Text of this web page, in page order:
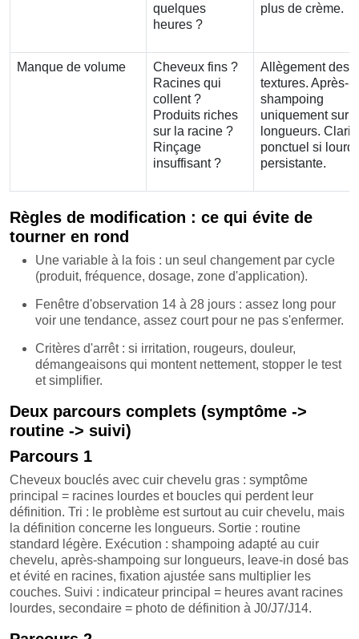
quelques
heures ?
plus de crème.
Manque de volume
Cheveux fins ?
Racines qui
collent ?
Produits riches
sur la racine ?
Rinçage
insuffisant ?
Allègement des
textures. Après-
shampoing
uniquement sur
longueurs.
ponctuel si
persistante.
Règles de modification : ce qui évite de
tourner en rond
Une variable à la fois : un seul changement par cycle
(produit, fréquence, dosage, zone d'application).
Fenêtre d'observation 14 à 28 jours : assez long pour
voir une tendance, assez court pour ne pas s'enfermer.
Critères d'arrêt : si irritation, rougeurs, douleur,
démangeaisons qui montent nettement, stopper le test
et simplifier.
Deux parcours complets (symptôme ->
routine -> suivi)
Parcours 1
Cheveux bouclés avec cuir chevelu gras : symptôme
principal = racines lourdes et boucles qui perdent leur
définition. Tri : le problème est surtout au cuir chevelu, mais
la définition concerne les longueurs. Sortie : routine
standard légère. Exécution : shampoing adapté au cuir
chevelu, après-shampoing sur longueurs, leave-in dosé bas
et évité en racines, fixation ajustée sans multiplier les
couches. Suivi : indicateur principal = heures avant racines
lourdes, secondaire = photo de définition à J0/J7/J14.